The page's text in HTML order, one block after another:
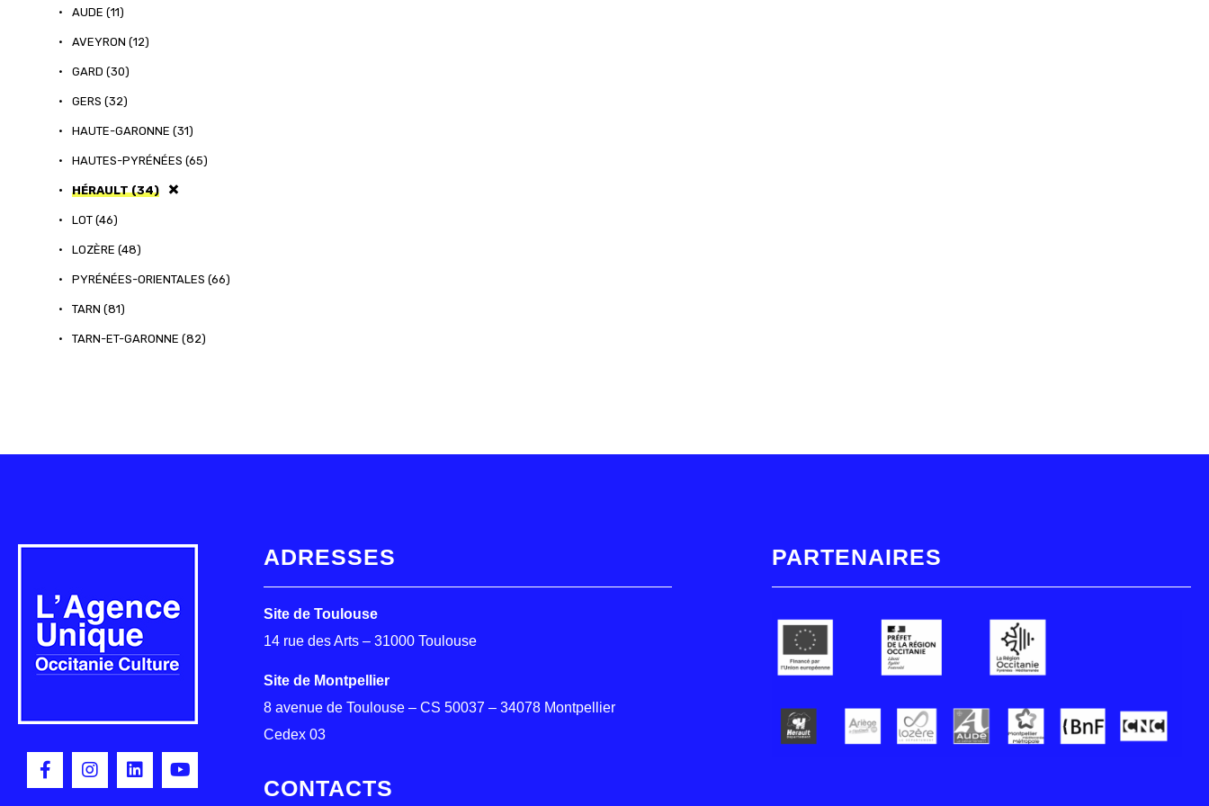
• AUDE (11)
• AVEYRON (12)
• GARD (30)
• GERS (32)
• HAUTE-GARONNE (31)
• HAUTES-PYRÉNÉES (65)
• HÉRAULT (34)
• LOT (46)
• LOZÈRE (48)
• PYRÉNÉES-ORIENTALES (66)
• TARN (81)
• TARN-ET-GARONNE (82)
ADRESSES
Site de Toulouse
14 rue des Arts – 31000 Toulouse
Site de Montpellier
8 avenue de Toulouse – CS 50037 – 34078 Montpellier
Cedex 03
CONTACTS
PARTENAIRES